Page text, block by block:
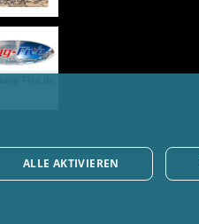
ALLE AKTIVIEREN